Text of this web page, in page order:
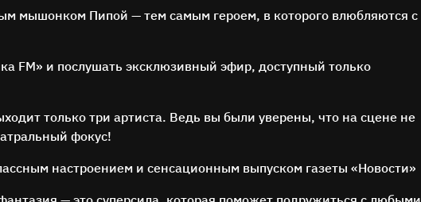
мышонком Пипой — тем самым героем, в которого влюбляются с
FM» и послушать эксклюзивный эфир, доступный только
только три артиста. Ведь вы были уверены, что на сцене не
фокус!
настроением и сенсационным выпуском газеты «Новости»
ОСТАВЬТЕ ОТЗЫВ